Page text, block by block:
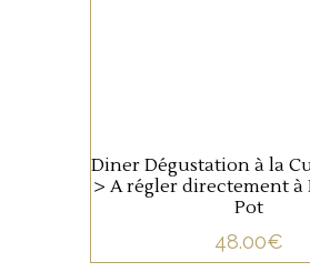
Diner Dégustation à la
> A régler directement à
Pot
48.00€